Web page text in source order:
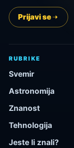
Prijavi se
RUBRIKE
Svemir
Astronomija
Znanost
Tehnologija
Jeste li znali?